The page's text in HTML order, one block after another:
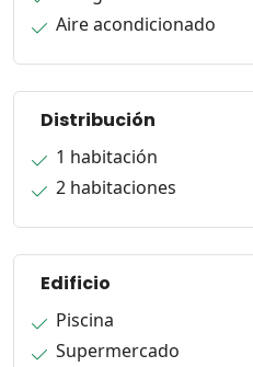
Aire acondicionado
Distribución
1 habitación
2 habitaciones
Edificio
Piscina
Supermercado